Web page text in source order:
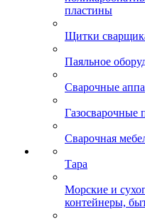
пластины
Щитки
Паяльное
Сварочные
Газосварочные
Сварочная
Тара
Морские и
контейнеры,